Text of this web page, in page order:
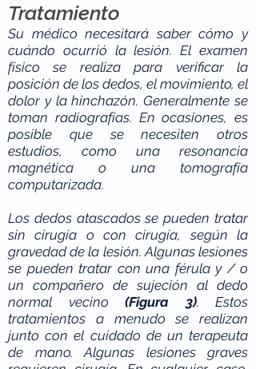
Tratamiento
Su médico necesitará saber cómo y
cuándo ocurrió la lesión. El examen
físico se realiza para verificar la
posición de los dedos, el movimiento, el
dolor y la hinchazón. Generalmente se
toman radiografías. En ocasiones, es
posible que se necesiten otros
estudios, como una resonancia
magnética o una tomografía
computarizada.
Los dedos atascados se pueden tratar
sin cirugía o con cirugía, según la
gravedad de la lesión. Algunas lesiones
se pueden tratar con una férula y / o
un compañero de sujeción al dedo
normal vecino (Figura 3). Estos
tratamientos a menudo se realizan
junto con el cuidado de un terapeuta
de mano. Algunas lesiones graves